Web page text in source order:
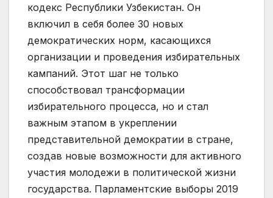
кодекс Республики Узбекистан. Он
включил в себя более 30 новых
демократических норм, касающихся
организации и проведения избирательных
кампаний. Этот шаг не только
способствовал трансформации
избирательного процесса, но и стал
важным этапом в укреплении
представительной демократии в стране,
создав новые возможности для активного
участия молодежи в политической жизни
государства. Парламентские выборы 2019